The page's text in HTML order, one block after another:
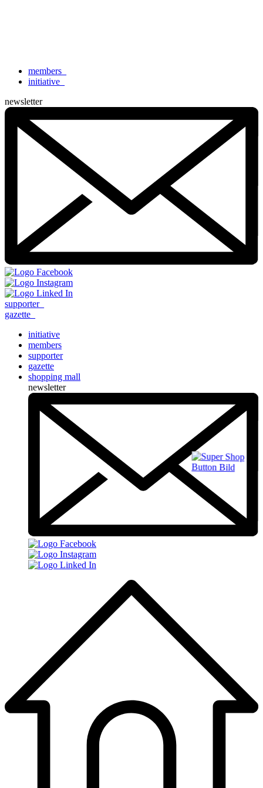
members
initiative
newsletter
supporter_
gazette
initiative
members
supporter
gazette
shopping mall
newsletter